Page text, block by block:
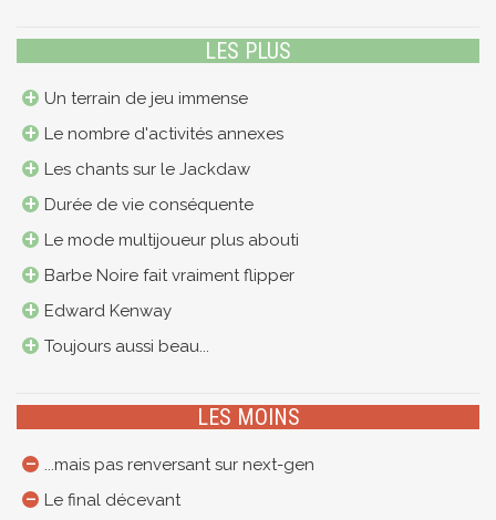
LES PLUS
Un terrain de jeu immense
Le nombre d'activités annexes
Les chants sur le Jackdaw
Durée de vie conséquente
Le mode multijoueur plus abouti
Barbe Noire fait vraiment flipper
Edward Kenway
Toujours aussi beau...
LES MOINS
...mais pas renversant sur next-gen
Le final décevant